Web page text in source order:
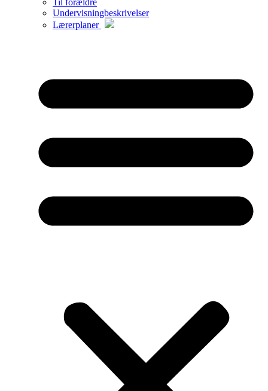
Til forældre
Undervisningbeskrivelser
Lærerplaner